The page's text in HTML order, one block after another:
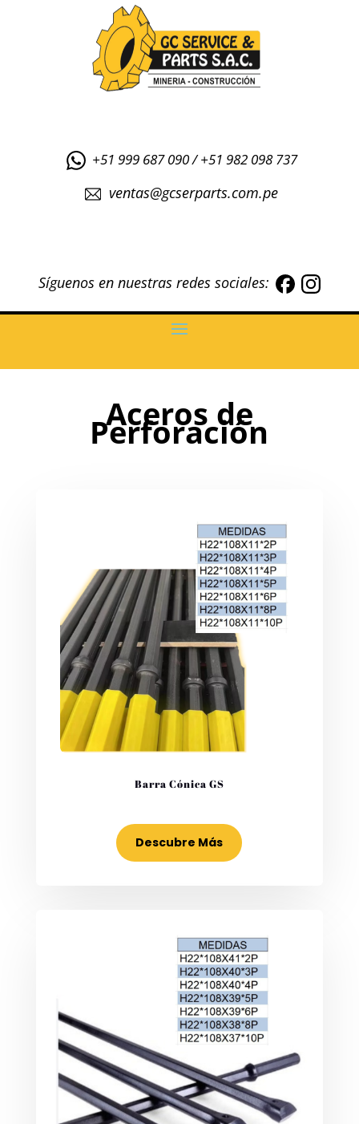
+51 999 687 090 / +51 982 098 737
ventas@gcserparts.com.pe
Síguenos en nuestras redes sociales:
Aceros de
Perforación
Barra Cónica GS
Descubre Más